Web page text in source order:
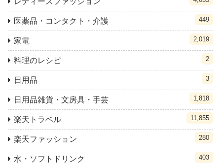
医薬品・コンタクト・介護 449
家電 2,019
料理のレシピ 2
日用品 3
日用品雑貨・文房具・手芸 1,818
楽天トラベル 11,855
楽天ファッション 280
水・ソフトドリンク 403